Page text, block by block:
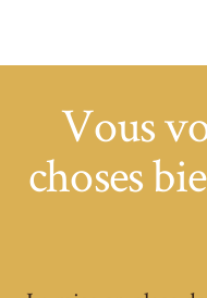
Vous
choses